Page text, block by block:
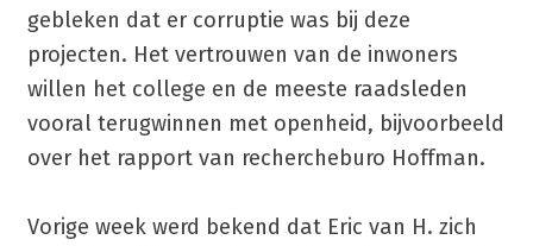
gebleken dat er corruptie was bij deze
projecten. Het vertrouwen van de inwoners
willen het college en de meeste raadsleden
vooral terugwinnen met openheid, bijvoorbeeld
over het rapport van rechercheburo Hoffman.
Vorige week werd bekend dat Eric van H. zich